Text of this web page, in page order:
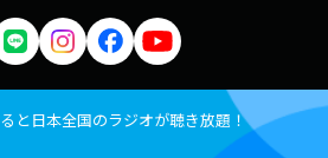
と日本全国のラジオが聴き放題！